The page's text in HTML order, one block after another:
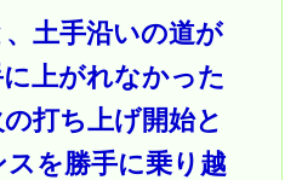
土手沿いの道が
上がれなかった
打ち上げ開始と
を勝手に乗り越